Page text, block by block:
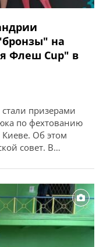
на
Флеш Cup" в
призерами
по фехтованию
Об этом
совет. В
Александрию
фехтования
завоевали: Наши